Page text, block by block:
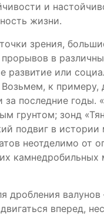
и
жизни.
зрения,
в
развитие или
к примеру,
за последние
грунтом; зонд
подвиг в
неотделимо от
дробления
вперед,